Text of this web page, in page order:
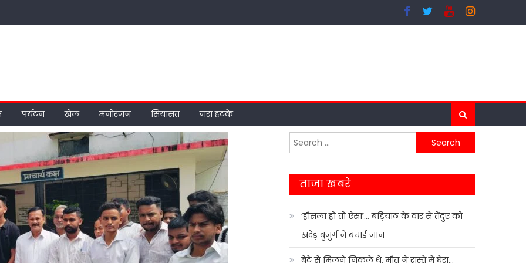
पर्यटन खेल मनोरंजन सियासत ज़रा हटके
Search
for:
ताजा खबरे
‘हौसला हो तो ऐसा’… बड़ियाठ के वार से तेंदुए को
खदेड़ बुजुर्ग ने बचाई जान
बेटे से मिलने निकले थे, मौत ने रास्ते में घेरा…